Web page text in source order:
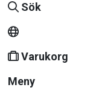
Sök
Varukorg
Meny